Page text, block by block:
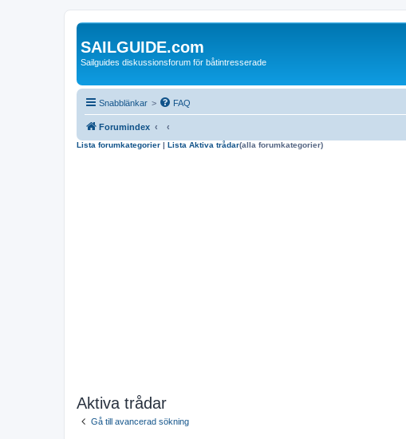
SAILGUIDE.com
Sailguides diskussionsforum för båtintresserade
Snabblänkar > FAQ
Forumindex
Lista forumkategorier | Lista Aktiva trådar(alla forumkategorier)
Aktiva trådar
Gå till avancerad sökning